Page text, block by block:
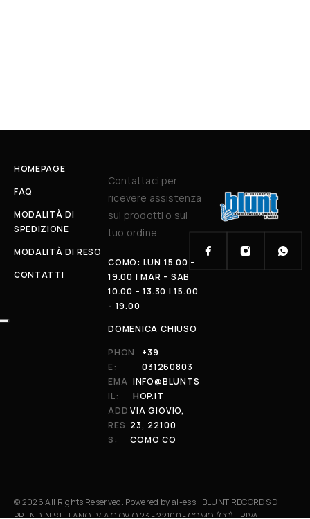
HOMEPAGE
FAQ
MODALITÀ DI
SPEDIZIONE
MODALITÀ DI RESO
CONTATTI
Contattaci per
ricevere assistenza
sui prodotti o sul
tuo ordine.
COMO: LUN 15.00 -
19.00 | MAR - SAB
10.00 - 13.30 | 15.00
- 19.00
DOMENICA CHIUSO
PHON
E:
+39
031260803
EMA
IL:
INFO@BLUNTS
HOP.IT
ADD
RES
S:
VIA GIOVIO,
23, 22100
COMO CO
© 2026 All Rights Reserved. Powered by al-essi. BLUNT RECORDS DI
PRENDIN STEFANO | VIA GIOVIO 23 - 22100 - COMO (CO) | P.IVA: